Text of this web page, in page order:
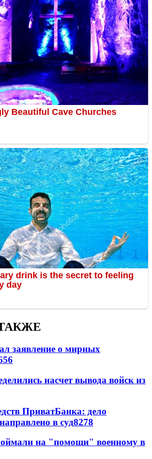
заявление о мирных
насчет вывода войск из
ПриватБанка: дело
в суд8278
на "помощи" военному в